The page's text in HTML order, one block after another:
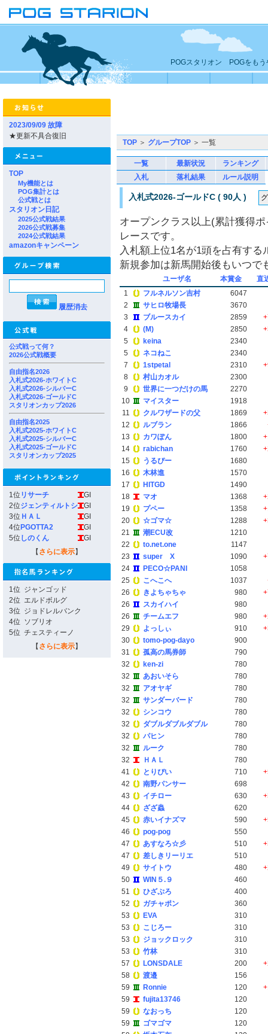
POGスタリオン POGをもう
2023/09/09 故障
★更新不具合復旧
TOP
My機能とは
POG集計とは
公式戦とは
スタリオン日記
2025公式戦結果
2026公式戦募集
2024公式戦結果
amazonキャンペーン
履歴消去
公式戦って何？
2026公式戦概要
自由指名2026
入札式2026-ホワイトC
入札式2026-シルバーC
入札式2026-ゴールドC
スタリオンカップ2026
自由指名2025
入札式2025-ホワイトC
入札式2025-シルバーC
入札式2025-ゴールドC
スタリオンカップ2025
1位 リサーチ
GI
2位ジェンティルトシ
GI
3位 ＨＡＬ
GI
4位 PGOTTA2
GI
5位 しのくん
GI
【 さらに表示】
1位 ジャンゴッド
2位 エルドボルグ
3位 ジョドレルバンク
4位 ソブリオ
5位 チェスティーノ
【 さらに表示】
TOP ＞ グループTOP ＞ 一覧
一覧 最新状況
ランキング
入札
落札結果 ルール説明
入札式2026-ゴールドC ( 90人 )
オープンクラス以上(累計獲得
レースです。
入札額上位1名が1頭を占有する
新規参加は新馬開始後もいつで
ユーザ名 本賞金
直
1
フルネルソン吉村
6047
2
サヒロ牧場長
3670
3
ブルースカイ 2859
4
(M) 2850
5
keina
2340
5
ネコねこ
2340
7
1stpetal 2310
8
村山カオル
2300
9
世界に一つだけの馬
2270
10
マイスター
1918
11
クルワザードの父 1869
12
ルブラン 1866
13
カワぽん 1800
14
rabichan 1760
15
うるぴー
1680
16
木林進
1570
17
HITGD
1490
18
マオ 1368
19
プペー 1358
20
☆ゴマ☆ 1288
21
潮ECU改
1210
22
to.net.one
1147
23
super X 1090
24
PECO☆PANI
1058
25
こへこへ 1037
26
きよちゃちゃ 980
26
スカイハイ
980
26
チームエフ 980
29
よっしぃ 910
30
tomo-pog-dayo
900
31
孤高の馬券師
790
32
ken-zi
780
32
あおいそら
780
32
アオヤギ
780
32
サンダーバード
780
32
シンコウ
780
32
ダブルダブルダブル
780
32
パヒン
780
32
ルーク
780
32
ＨＡＬ
780
41
とりぴい 710
42
南野パンサー
698
43
イチロー 630
44
ざざ蟲
620
45
赤いイナズマ 590
46
pog-pog
550
47
あすなろ☆彡 510
47
差しきリーリエ
510
49
サイトウ 480
50
WIN５.９
460
51
ひざぷろ
400
52
ガチャポン
360
53
EVA
310
53
こじろー
310
53
ジョックロック
310
53
竹林
310
57
LONSDALE 200
58
渡邉
156
59
Ronnie 120
59
fujita13746
120
59
なおっち
120
59
ゴマゴマ
120